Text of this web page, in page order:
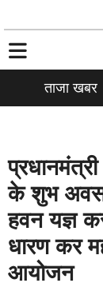
ताजा खबर
के शुभ
हवन यज्ञ
धारण कर
आयोजन